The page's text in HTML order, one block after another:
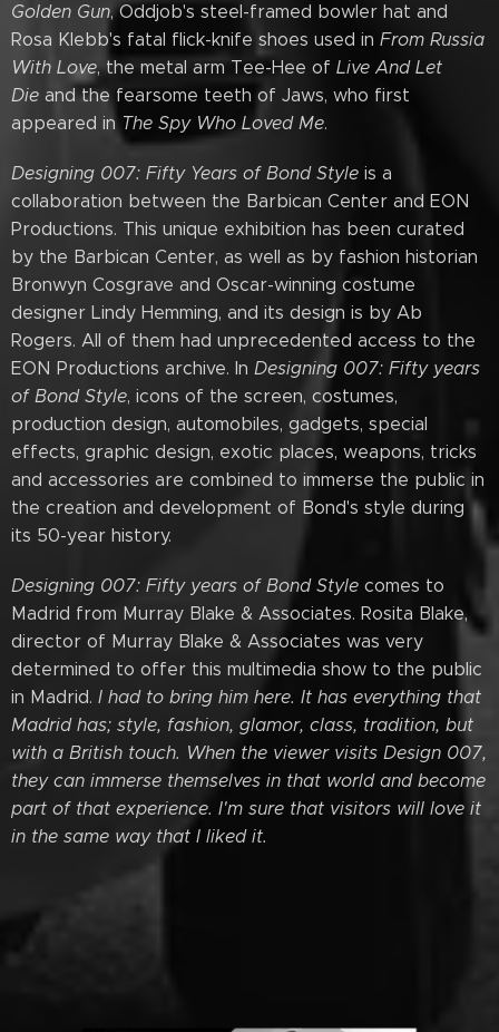
Golden Gun, Oddjob's steel-framed bowler hat and
Rosa Klebb's fatal flick-knife shoes used in From Russia
With Love, the metal arm Tee-Hee of Live And Let
Die and the fearsome teeth of Jaws, who first
appeared in The Spy Who Loved Me.
Designing 007: Fifty Years of Bond Style is a
collaboration between the Barbican Center and EON
Productions. This unique exhibition has been curated
by the Barbican Center, as well as by fashion historian
Bronwyn Cosgrave and Oscar-winning costume
designer Lindy Hemming, and its design is by Ab
Rogers. All of them had unprecedented access to the
EON Productions archive. In Designing 007: Fifty years
of Bond Style, icons of the screen, costumes,
production design, automobiles, gadgets, special
effects, graphic design, exotic places, weapons, tricks
and accessories are combined to immerse the public in
the creation and development of Bond's style during
its 50-year history.
Designing 007: Fifty years of Bond Style comes to
Madrid from Murray Blake & Associates. Rosita Blake,
director of Murray Blake & Associates was very
determined to offer this multimedia show to the public
in Madrid. I had to bring him here. It has everything that
Madrid has; style, fashion, glamor, class, tradition, but
with a British touch. When the viewer visits Design 007,
they can immerse themselves in that world and become
part of that experience. I'm sure that visitors will love it
in the same way that I liked it.